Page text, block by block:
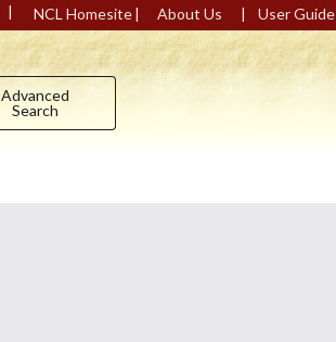
| NCL Homesite| About Us | User Guide
Advanced
Search